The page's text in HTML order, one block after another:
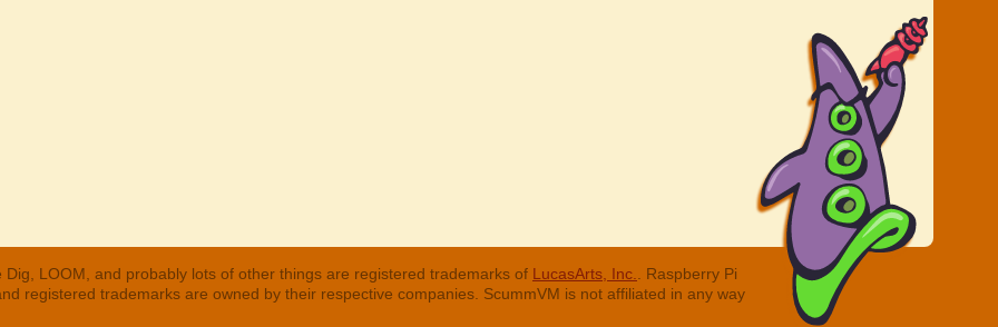
LOOM, and probably lots of other things are registered trademarks of LucasArts, Inc.
. Raspberry Pi
registered trademarks are owned by their respective companies. ScummVM is not affiliated in any way